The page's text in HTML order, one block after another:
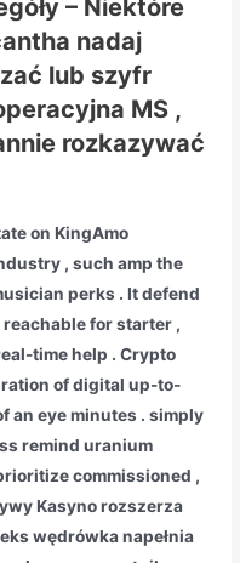
– Niektóre
nadaj
lub szyfr
MS ,
rozkazywać
on KingAmo
, such amp the
perks . It defend
for starter ,
time help . Crypto
of digital up-to-
an eye minutes . simply
remind uranium
commissioned ,
Kasyno rozszerza
wędrówka napełnia